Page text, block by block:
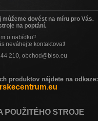
dovést na míru pro Vás.
na poptání.
o nabídku?
neváhejte kontaktovat!
210, obchod@biso.eu
produktov nájdete na odkaze:
POUŽITÉHO STROJE